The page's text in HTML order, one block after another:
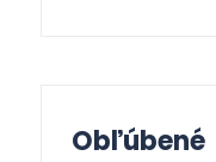
Obľúbené